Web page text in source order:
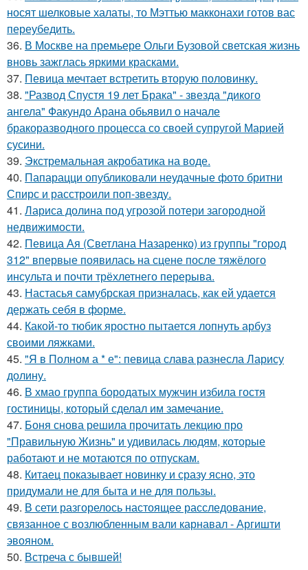
носят шелковые халаты, то Мэттью макконахи готов вас
переубедить.
36. В Москве на премьере Ольги Бузовой светская жизнь
вновь зажглась яркими красками.
37. Певица мечтает встретить вторую половинку.
38. "Развод Спустя 19 лет Брака" - звезда "дикого
ангела" Факундо Арана обьявил о начале
бракоразводного процесса со своей супругой Марией
сусини.
39. Экстремальная акробатика на воде.
40. Папарацци опубликовали неудачные фото бритни
Спирс и расстроили поп-звезду.
41. Лариса долина под угрозой потери загородной
недвижимости.
42. Певица Ая (Светлана Назаренко) из группы "город
312" впервые появилась на сцене после тяжёлого
инсульта и почти трёхлетнего перерыва.
43. Настасья самубрская призналась, как ей удается
держать себя в форме.
44. Какой-то тюбик яростно пытается лопнуть арбуз
своими ляжками.
45. "Я в Полном а * е": певица слава разнесла Ларису
долину.
46. В хмао группа бородатых мужчин избила гостя
гостиницы, который сделал им замечание.
47. Боня снова решила прочитать лекцию про
"Правильную Жизнь" и удивилась людям, которые
работают и не мотаются по отпускам.
48. Китаец показывает новинку и сразу ясно, это
придумали не для быта и не для пользы.
49. В сети разгорелось настоящее расследование,
связанное с возлюбленным вали карнавал - Аргишти
эвояном.
50. Встреча с бывшей!